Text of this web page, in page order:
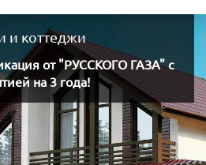
и коттеджи
от "РУССКОГО ГАЗА"с
на 3 года!